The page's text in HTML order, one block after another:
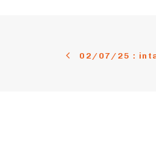
02/07/25 :